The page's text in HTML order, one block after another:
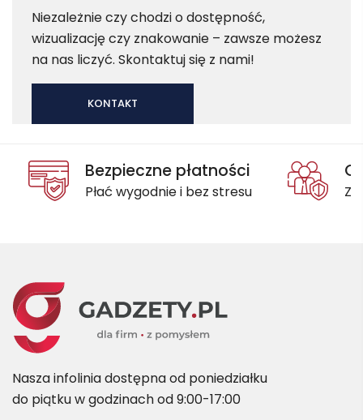
Niezależnie czy chodzi o dostępność,
wizualizację czy znakowanie – zawsze możesz
na nas liczyć. Skontaktuj się z nami!
KONTAKT
Bezpieczne płatności
Płać wygodnie i bez stresu
Nasza infolinia dostępna od poniedziałku
do piątku w godzinach od 9:00-17:00